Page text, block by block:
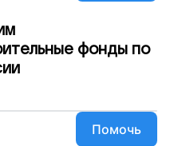
фонды по
Помочь